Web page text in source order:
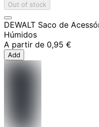
Out of stock
DEWALT Saco de
Húmidos
A partir de 0,95 €
Add